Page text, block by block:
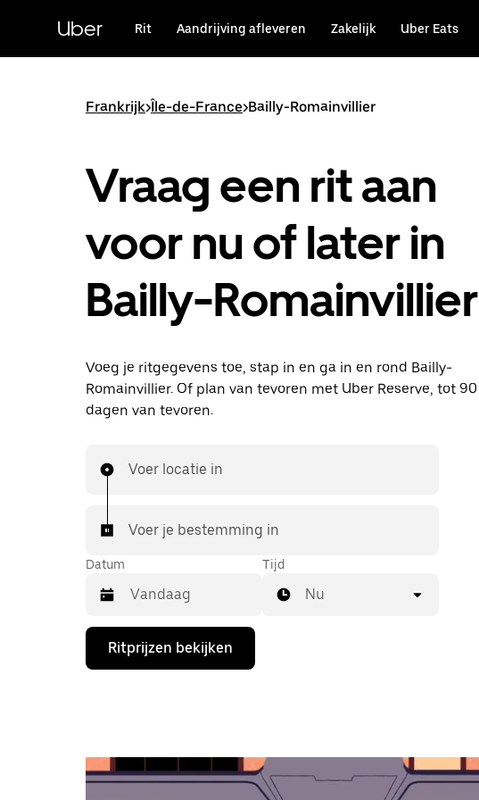
hoofdinhoudUber Rit Aandrijving afleveren Zakelijk Uber Eats
Frankrijk>Île-de-France>Bailly-Romainvillier
Vraag een rit aan
voor nu of later in
Bailly-Romainvillier
Voeg je ritgegevens toe, stap in en ga in en rond Bailly-
Romainvillier. Of plan van tevoren met Uber Reserve, tot 90
dagen van tevoren.
Voer locatie in
Voer je bestemming in
Datum
Druk
de
te
openen
Tijd
Nu
Ritprijzen bekijken